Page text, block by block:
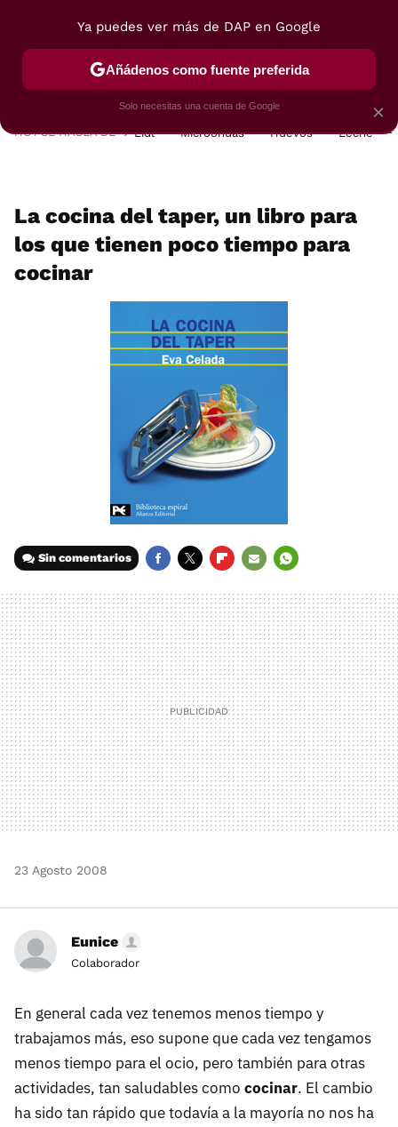
POSTRES VIAJES SELECCIÓN VEGUI
HOY SE HABLA DE Lidl Microondas Huevos Leche
La cocina del taper, un libro para
los que tienen poco tiempo para
cocinar
Sin comentarios
MAIL
23 Agosto 2008
Eunice
Colaborador
En general cada vez tenemos menos tiempo y
trabajamos más, eso supone que cada vez tengamos
menos tiempo para el ocio, pero también para otras
actividades, tan saludables como cocinar. El cambio
ha sido tan rápido que todavía a la mayoría no nos ha
×
Ya puedes ver más de DAP en Google
Añádenos como fuente preferida
Solo necesitas una cuenta de Google